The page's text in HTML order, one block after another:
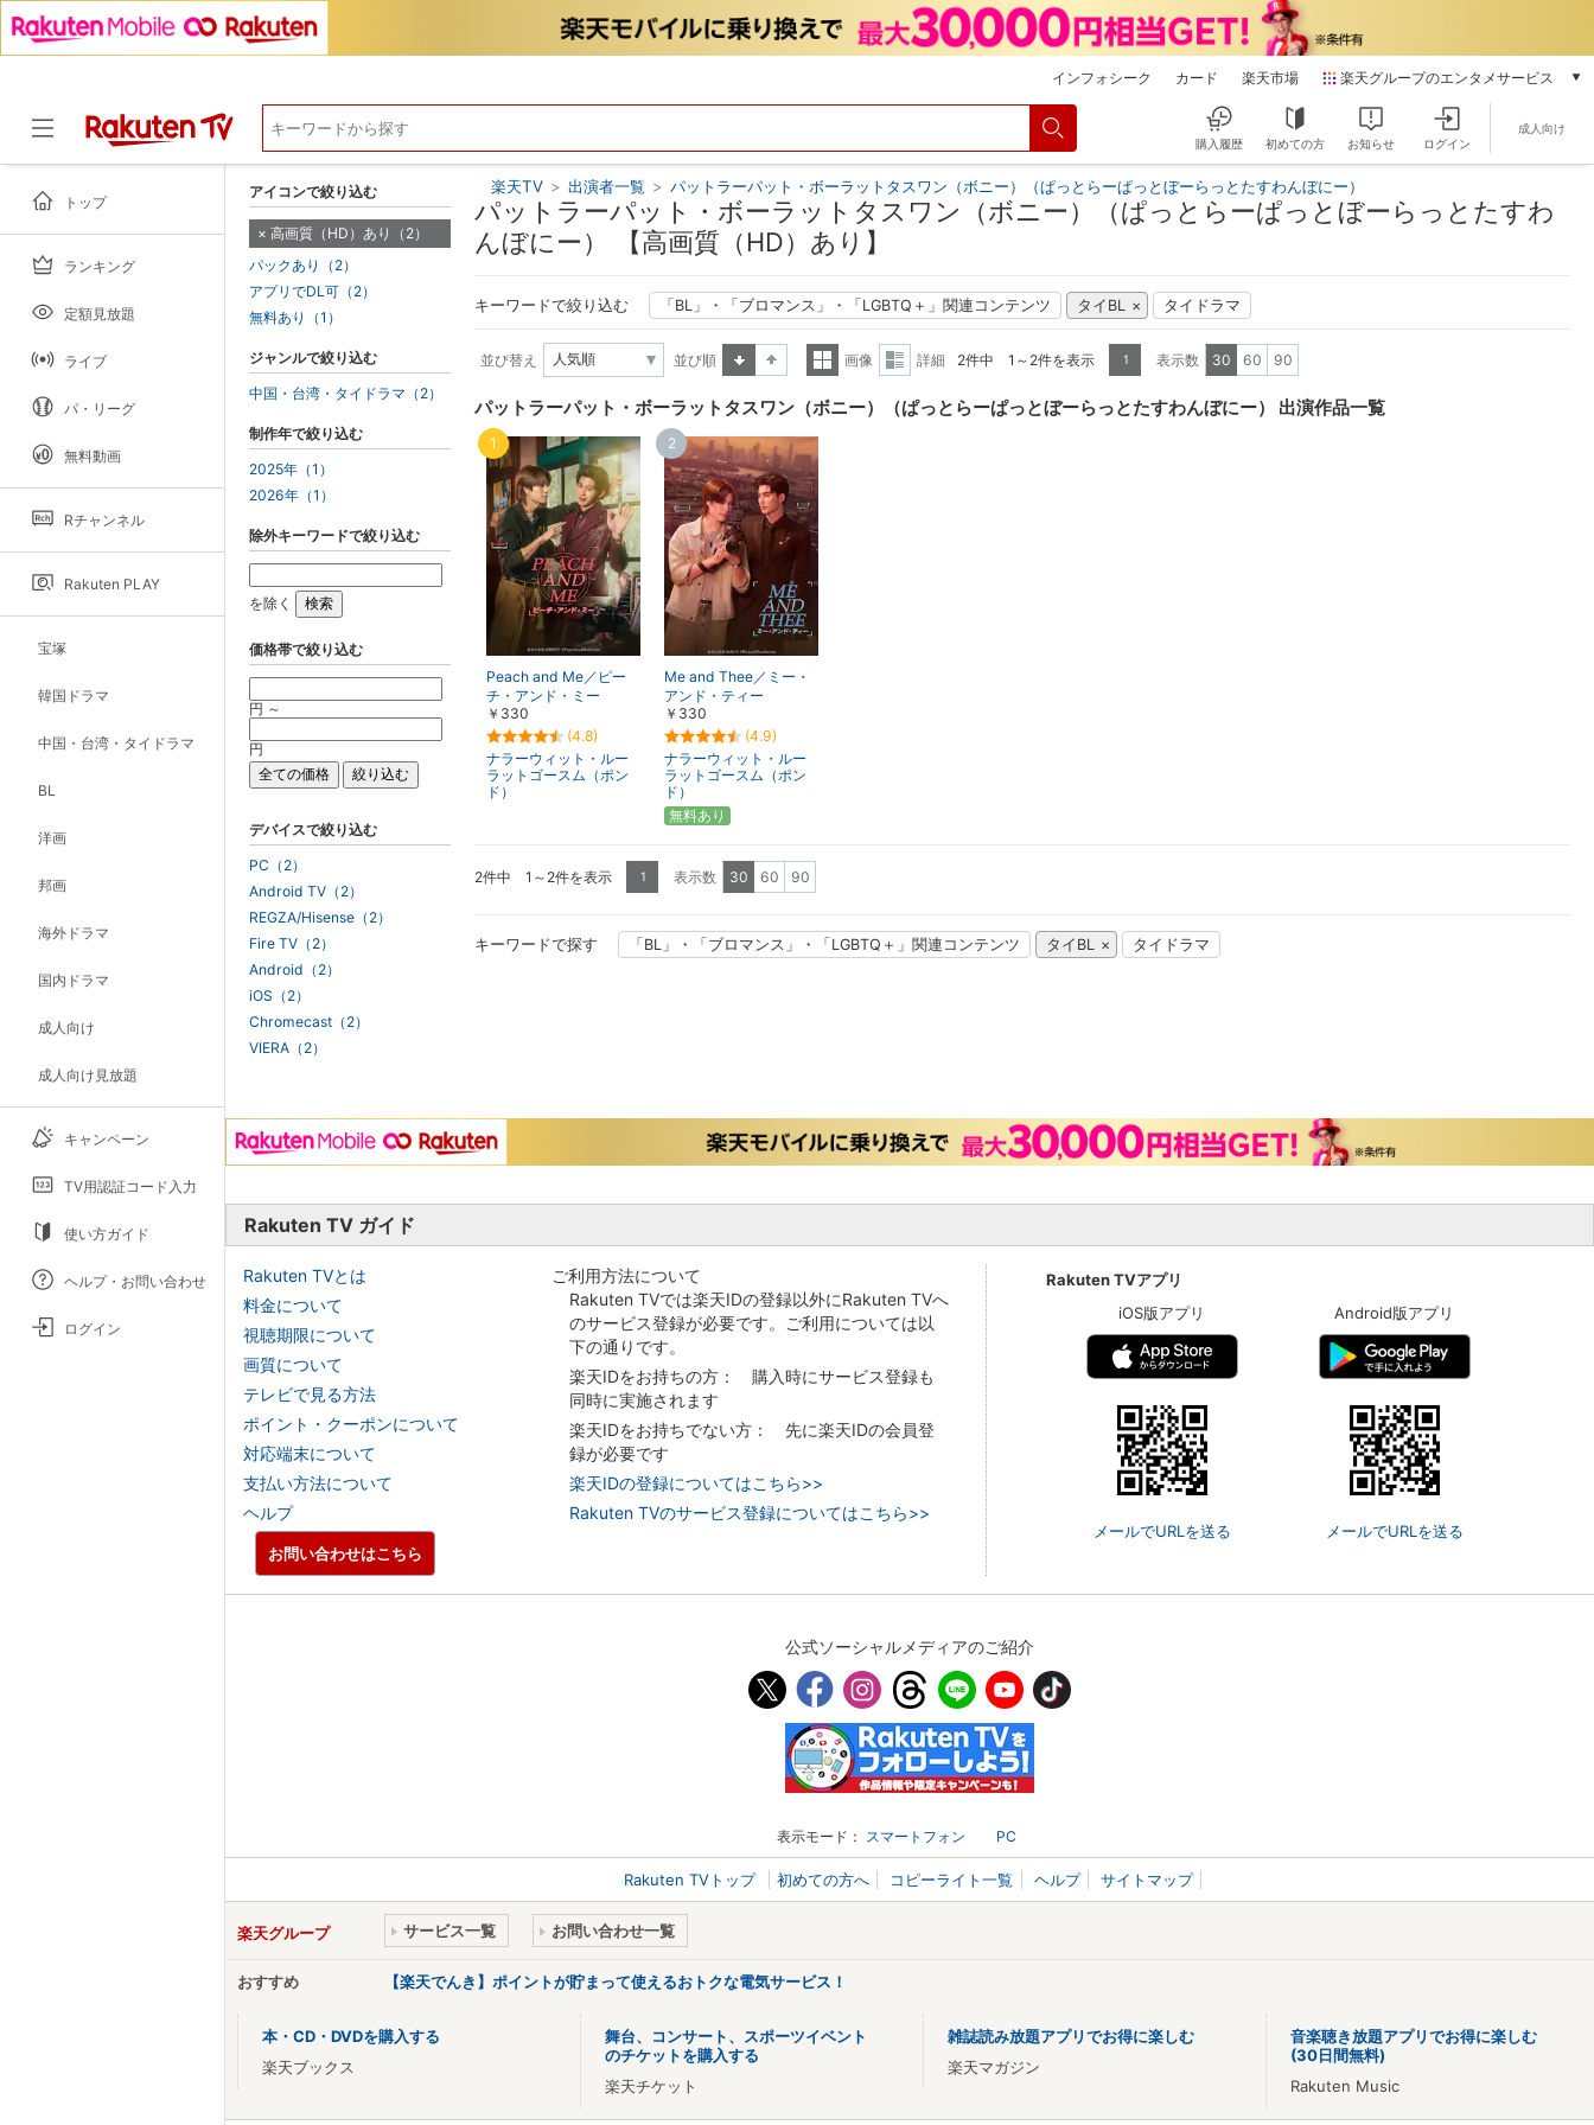
インフォシーク カード 楽天市場 楽天グループのエンタメサービス
本/ゲーム/CD/DVD
電子書籍
動画配信
動画配信ガイド
Rakuten PLAY
購入履歴 初めての方 お知らせ ログイン
成人向け
トップ
ランキング
定額見放題
ライブ
パ・リーグ
無料動画
Rチャンネル
Rakuten PLAY
宝塚
韓国ドラマ
中国・台湾・タイドラマ
BL
洋画
邦画
海外ドラマ
国内ドラマ
成人向け
成人向け見放題
キャンペーン
TV用認証コード入力
使い方ガイド
ヘルプ・お問い合わせ
ログイン
楽天TV > 出演者一覧 > パットラーパット・ボーラットタスワン（ボニー）（ぱっとらーぱっとぼーらっとたすわんぼにー）
パットラーパット・ボーラットタスワン（ボニー）（ぱっとらーぱっとぼーらっとたすわ
んぼにー） 【高画質（HD）あり】
キーワードで絞り込む 「BL」・「ブロマンス」・「LGBTQ＋」関連コンテンツ タイBL タイドラマ
並び替え
並び順
表示
画像
表示
詳細 2件中 1～2件を表示 1 表示数 30 60 90
パットラーパット・ボーラットタスワン（ボニー）（ぱっとらーぱっとぼーらっとたすわんぼにー） 出演作品一覧
Peach and Me／ピー
チ・アンド・ミー
￥330
(4.8)
ナラーウィット・ルー
ラットゴースム（ポン
ド）
1
Me and Thee／ミー・
アンド・ティー
￥330
(4.9)
ナラーウィット・ルー
ラットゴースム（ポン
ド）
2
無料あり
2件中 1～2件を表示 1 表示数 30 60 90
キーワードで探す 「BL」・「ブロマンス」・「LGBTQ＋」関連コンテンツ タイBL タイドラマ
アイコンで絞り込む
高画質（HD）あり（2）
パックあり（2）
アプリでDL可（2）
無料あり（1）
ジャンルで絞り込む
中国・台湾・タイドラマ（2）
制作年で絞り込む
2025年（1）
2026年（1）
除外キーワードで絞り込む
を除く
価格帯で絞り込む
円 ～
円
デバイスで絞り込む
PC（2）
Android TV（2）
REGZA/Hisense（2）
Fire TV（2）
Android（2）
iOS（2）
Chromecast（2）
VIERA（2）
Rakuten TV ガイド
Rakuten TVとは
料金について
視聴期限について
画質について
テレビで見る方法
ポイント・クーポンについて
対応端末について
支払い方法について
ヘルプ
ご利用方法について
Rakuten TVでは楽天IDの登録以外にRakuten TVへ
のサービス登録が必要です。ご利用については以
下の通りです。
楽天IDをお持ちの方： 購入時にサービス登録も
同時に実施されます
楽天IDをお持ちでない方： 先に楽天IDの会員登
録が必要です
楽天IDの登録についてはこちら>>
Rakuten TVのサービス登録についてはこちら>>
Rakuten TVアプリ
iOS版アプリ
メールでURLを送る
Android版アプリ
メールでURLを送る
お問い合わせはこちら
公式ソーシャルメディアのご紹介
表示モード： スマートフォン PC
Rakuten TVトップ 初めての方へ コピーライト一覧 ヘルプ サイトマップ
楽天グループ サービス一覧 お問い合わせ一覧
おすすめ 【楽天でんき】ポイントが貯まって使えるおトクな電気サービス！
本・CD・DVDを購入する
楽天ブックス
舞台、コンサート、スポーツイベント
のチケットを購入する
楽天チケット
雑誌読み放題アプリでお得に楽しむ
楽天マガジン
音楽聴き放題アプリでお得に楽しむ
(30日間無料)
Rakuten Music